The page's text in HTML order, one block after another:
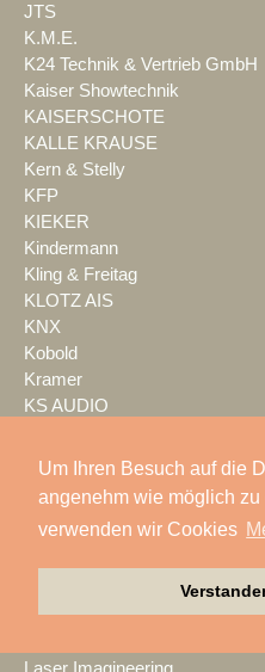
Um Ihren Besuch auf die
angenehm wie möglich zu
verwenden wir Cookies
JTS
K.M.E.
K24 Technik & Vertrieb GmbH
Kaiser Showtechnik
KAISERSCHOTE
KALLE KRAUSE
Kern & Stelly
KFP
KIEKER
Kindermann
Kling & Freitag
KLOTZ AIS
KNX
Kobold
Kramer
KS AUDIO
Kuehl Beschallung
Kwick Lights
L-Acoustics
Laauser & Vohl
LANG